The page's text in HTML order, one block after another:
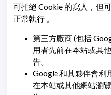
可拒絕 Cookie 的寫入，但
正常執行 。
第三方廠商 (包括
用者先前在本站或其
告。
Google 和其夥伴會利
在本站或其他網站瀏